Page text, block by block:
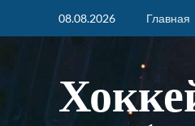
08.08.2026 Главная